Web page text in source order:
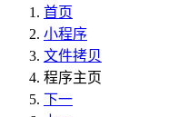
首页
小程序
文件拷贝
程序主页
下一